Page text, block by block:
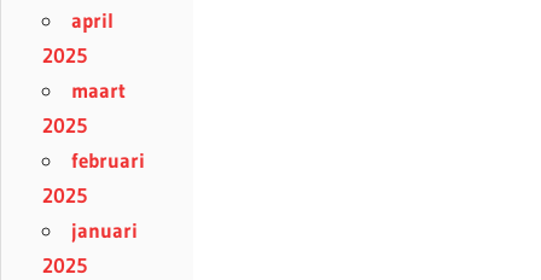
april
2025
maart
2025
februari
2025
januari
2025